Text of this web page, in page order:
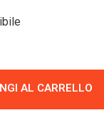
AL CARRELLO